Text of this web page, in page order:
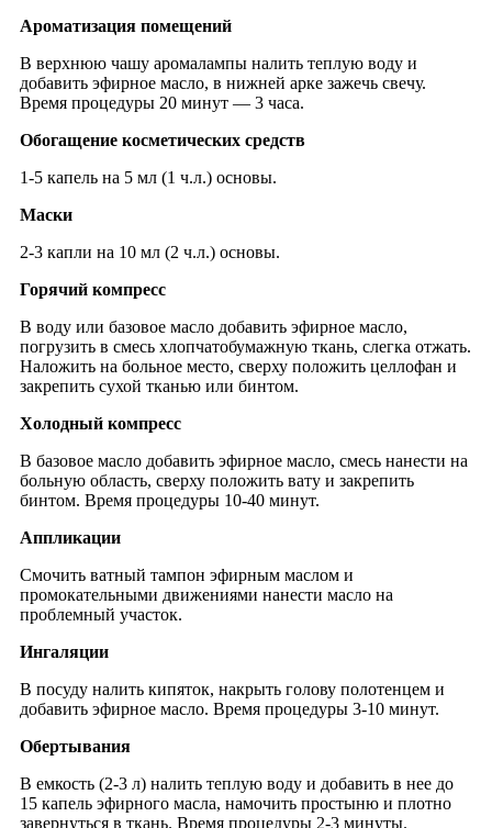
Ароматизация помещений
В верхнюю чашу аромалампы налить теплую воду и
добавить эфирное масло, в нижней арке зажечь свечу.
Время процедуры 20 минут ― 3 часа.
Обогащение косметических средств
1-5 капель на 5 мл (1 ч.л.) основы.
Маски
2-3 капли на 10 мл (2 ч.л.) основы.
Горячий компресс
В воду или базовое масло добавить эфирное масло,
погрузить в смесь хлопчатобумажную ткань, слегка отжать.
Наложить на больное место, сверху положить целлофан и
закрепить сухой тканью или бинтом.
Холодный компресс
В базовое масло добавить эфирное масло, смесь нанести на
больную область, сверху положить вату и закрепить
бинтом. Время процедуры 10-40 минут.
Аппликации
Смочить ватный тампон эфирным маслом и
промокательными движениями нанести масло на
проблемный участок.
Ингаляции
В посуду налить кипяток, накрыть голову полотенцем и
добавить эфирное масло. Время процедуры 3-10 минут.
Обертывания
В емкость (2-3 л) налить теплую воду и добавить в нее до
15 капель эфирного масла, намочить простыню и плотно
завернуться в ткань. Время процедуры 2-3 минуты.